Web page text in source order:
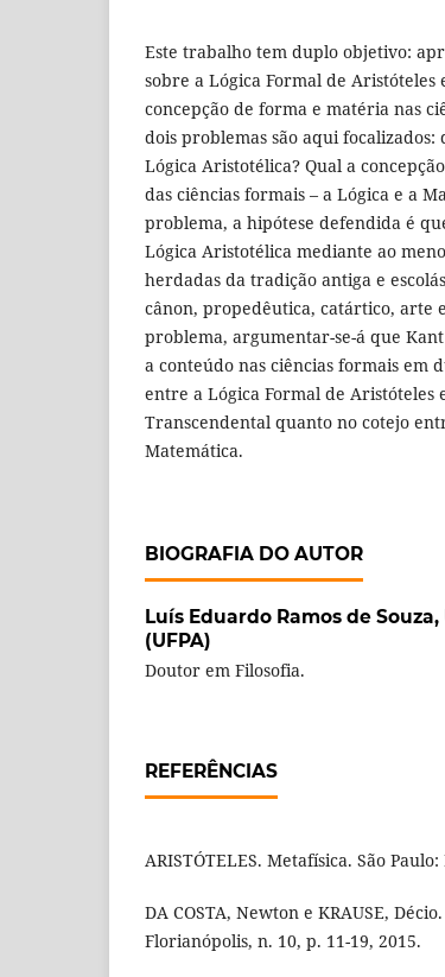
Este trabalho tem duplo objetivo:
sobre a Lógica Formal de
concepção de forma e matéria nas
dois problemas são aqui
Lógica Aristotélica? Qual a
das ciências formais – a Lógica e a
problema, a hipótese defendida é
Lógica Aristotélica mediante ao
herdadas da tradição antiga e
cânon, propedêutica, catártico, arte
problema, argumentar-se-á que
a conteúdo nas ciências formais em
entre a Lógica Formal de Aristóteles
Transcendental quanto no cotejo
Matemática.
BIOGRAFIA DO AUTOR
Luís Eduardo Ramos de Souza,
(UFPA)
Doutor em Filosofia.
REFERÊNCIAS
ARISTÓTELES. Metafísica. São
DA COSTA, Newton e KRAUSE,
Florianópolis, n. 10, p. 11-19, 2015.